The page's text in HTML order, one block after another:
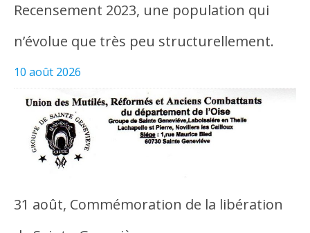
Recensement 2023, une population qui
n’évolue que très peu structurellement.
10 août 2026
31 août, Commémoration de la libération